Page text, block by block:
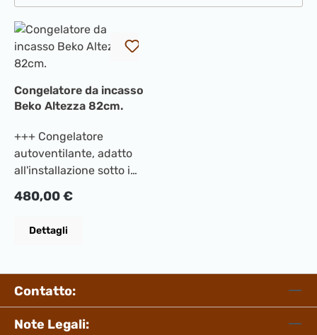
Congelatore da incasso
Beko Altezza 82cm.
+++ Congelatore
autoventilante, adatto
all'installazione sotto i
+++CaratteristicheInstall
fissaTipologia di
morosità (Db):35Nuova
Classe efficienza
energetica:FClasse
emissione
Prezzo normale:
480,00 €
Dettagli
Contatto:
Note Legali: